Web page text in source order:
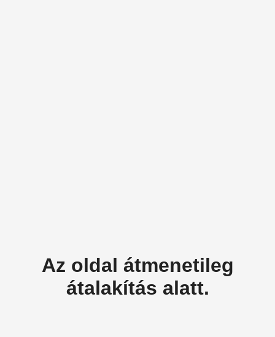
Az oldal átmenetileg
átalakítás alatt.